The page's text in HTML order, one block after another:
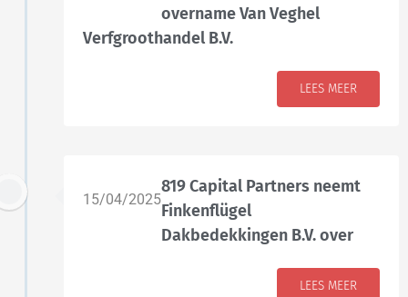
overname Van Veghel
Verfgroothandel B.V.
LEES MEER
15/04/2025
819 Capital Partners neemt
Finkenflügel
Dakbedekkingen B.V. over
LEES MEER